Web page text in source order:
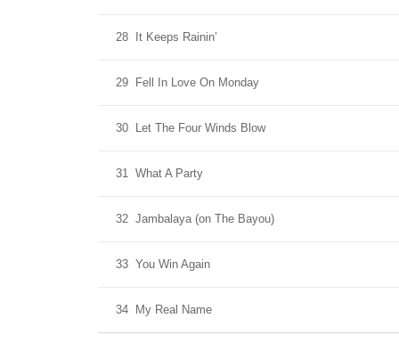
28 It Keeps Rainin’
29 Fell In Love On Monday
30 Let The Four Winds Blow
31 What A Party
32 Jambalaya (on The Bayou)
33 You Win Again
34 My Real Name